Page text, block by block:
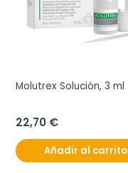
Molutrex Solución, 3 ml
22,70 €
Añadir al carrito